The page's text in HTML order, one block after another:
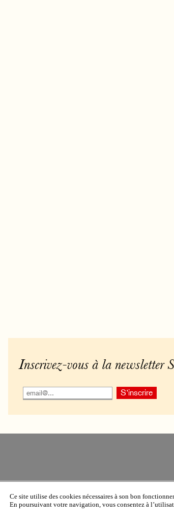
Inscrivez-vous à la newsletter
Ce site utilise des cookies nécessaires à son bon
En poursuivant votre navigation, vous consentez à